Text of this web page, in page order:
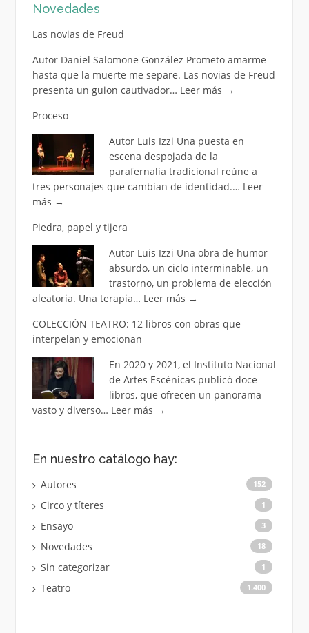
Novedades
Las novias de Freud
Autor Daniel Salomone González Prometo amarme
hasta que la muerte me separe. Las novias de Freud
presenta un guion cautivador… Leer más →
Proceso
Autor Luis Izzi Una puesta en
escena despojada de la
parafernalia tradicional reúne a
tres personajes que cambian de identidad.… Leer
más →
Piedra, papel y tijera
Autor Luis Izzi Una obra de humor
absurdo, un ciclo interminable, un
trastorno, un problema de elección
aleatoria. Una terapia… Leer más →
COLECCIÓN TEATRO: 12 libros con obras que
interpelan y emocionan
En 2020 y 2021, el Instituto Nacional
de Artes Escénicas publicó doce
libros, que ofrecen un panorama
vasto y diverso… Leer más →
En nuestro catálogo hay:
Autores 152
Circo y títeres 1
Ensayo 3
Novedades 18
Sin categorizar 1
Teatro 1.400